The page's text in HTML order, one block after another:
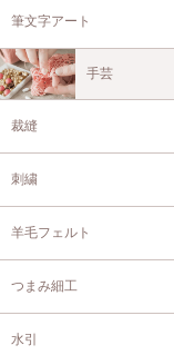
筆文字アート
手芸
裁縫
刺繍
羊毛フェルト
つまみ細工
水引